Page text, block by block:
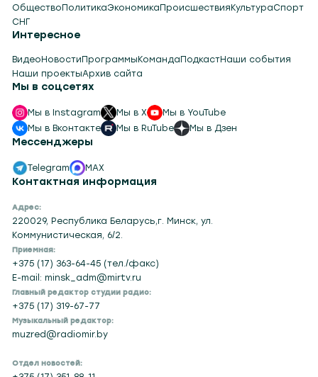
Контактная информация
Адрес:
220029, Республика Беларусь,г. Минск, ул.
Коммунистическая, 6/2.
Приемная:
+375 (17) 363-64-45 (тел./факс)
E-mail: minsk_adm@mirtv.ru
Главный редактор студии радио:
+375 (17) 319-67-77
Музыкальный редактор:
muzred@radiomir.by
Отдел новостей:
ОбществоПолитикаЭкономикаПроисшествияКультураСпорт
СНГ
Интересное
ВидеоНовостиПрограммыКомандаПодкастНаши события
Наши проектыАрхив сайта
Мы в соцсетях
Мы в Instagram Мы в X
Мы в YouTube
Мы в Вконтакте
Мы в RuTube Мы в Дзен
Мессенджеры
Telegram MAX